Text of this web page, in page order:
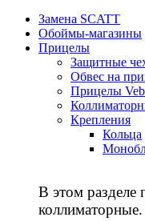
Замена SCATT
Обоймы-магазины
Прицелы
Защитные
Обвес на
Прицелы
Крепления
Кольца
В этом разделе